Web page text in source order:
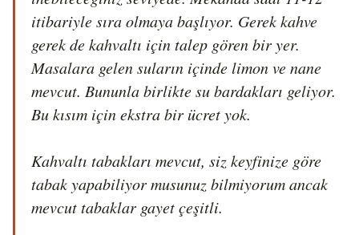
itibariyle sıra olmaya başlıyor. Gerek kahve
gerek de kahvaltı için talep gören bir yer.
Masalara gelen suların içinde limon ve nane
mevcut. Bununla birlikte su bardakları geliyor.
Bu kısım için ekstra bir ücret yok.
Kahvaltı tabakları mevcut, siz keyfinize göre
tabak yapabiliyor musunuz bilmiyorum ancak
mevcut tabaklar gayet çeşitli.